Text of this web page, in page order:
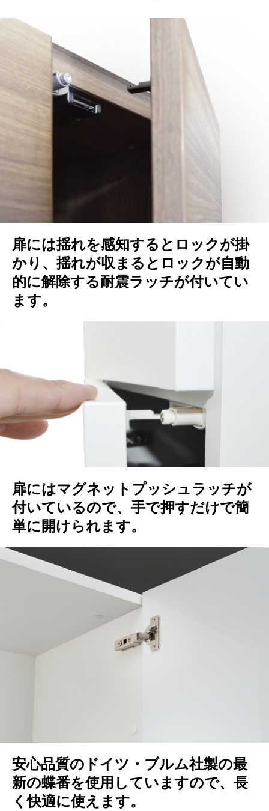
扉には揺れを感知するとロックが掛
かり、揺れが収まるとロックが自動
的に解除する耐震ラッチが付いてい
ます。
扉にはマグネットプッシュラッチが
付いているので、手で押すだけで簡
単に開けられます。
安心品質のドイツ・ブルム社製の最
新の蝶番を使用していますので、長
く快適に使えます。